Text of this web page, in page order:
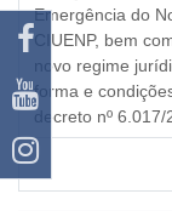
Emergência do
CIUENP, bem
novo regime
forma e
decreto nº